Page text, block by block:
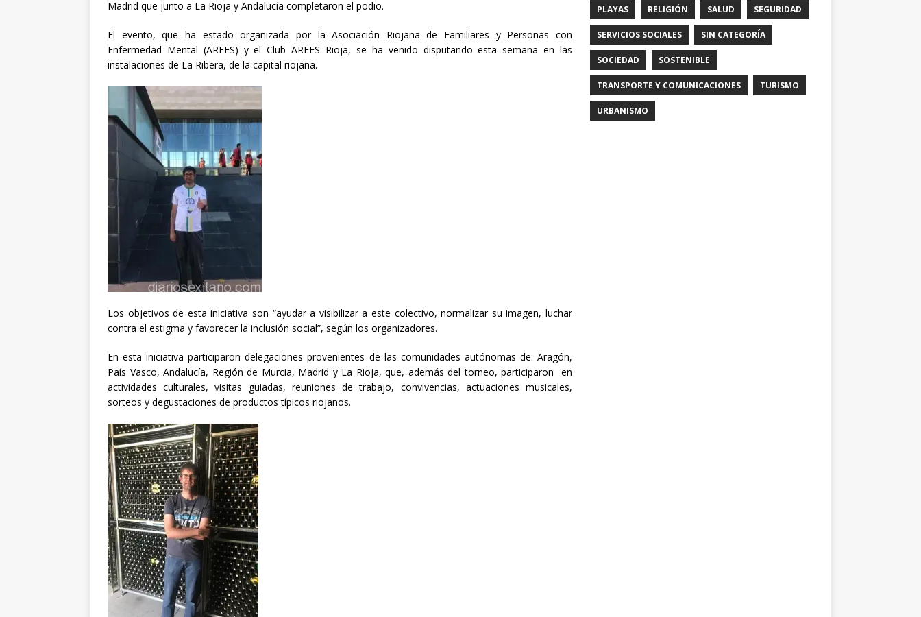
Madrid que junto a La Rioja y Andalucía completaron el podio.
El evento, que ha estado organizada por la Asociación Riojana de Familiares y Personas con
Enfermedad Mental (ARFES) y el Club ARFES Rioja, se ha venido disputando esta semana en las
instalaciones de La Ribera, de la capital riojana.
Los objetivos de esta iniciativa son “ayudar a visibilizar a este colectivo, normalizar su imagen, luchar
contra el estigma y favorecer la inclusión social”, según los organizadores.
En esta iniciativa participaron delegaciones provenientes de las comunidades autónomas de: Aragón,
País Vasco, Andalucía, Región de Murcia, Madrid y La Rioja, que, además del torneo, participaron en
actividades culturales, visitas guiadas, reuniones de trabajo, convivencias, actuaciones musicales,
sorteos y degustaciones de productos típicos riojanos.
PLAYAS RELIGIÓN SALUD SEGURIDAD
SERVICIOS SOCIALES SIN CATEGORÍA
SOCIEDAD SOSTENIBLE
TRANSPORTE Y COMUNICACIONES TURISMO
URBANISMO